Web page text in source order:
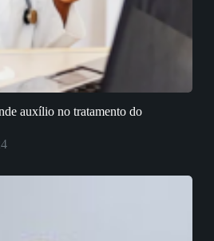
auxílio no tratamento do